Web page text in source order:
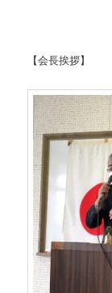
【会長挨拶】